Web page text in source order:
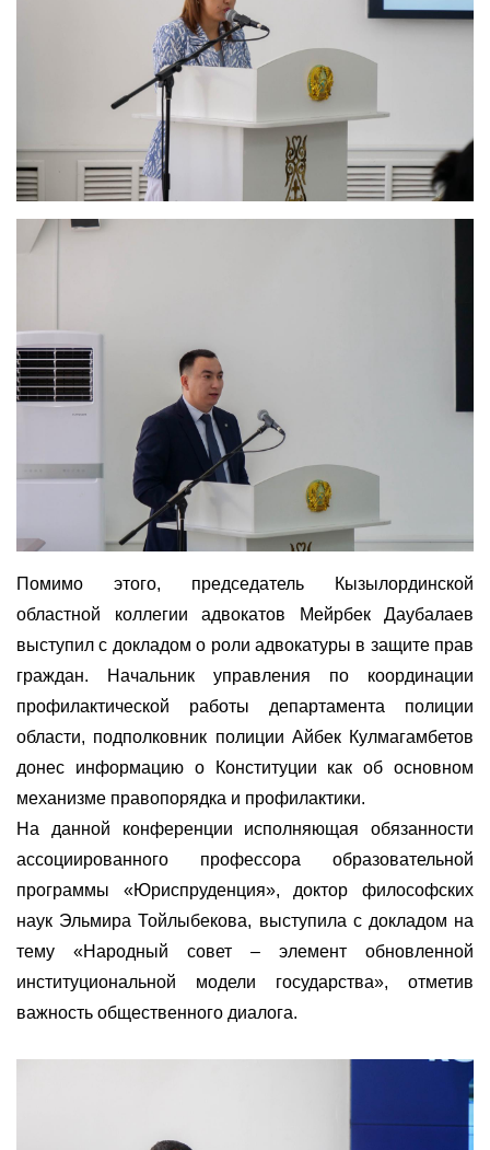
Помимо этого, председатель Кызылординской
областной коллегии адвокатов Мейрбек Даубалаев
выступил с докладом о роли адвокатуры в защите прав
граждан. Начальник управления по координации
профилактической работы департамента полиции
области, подполковник полиции Айбек Кулмагамбетов
донес информацию о Конституции как об основном
механизме правопорядка и профилактики.
На данной конференции исполняющая обязанности
ассоциированного профессора образовательной
программы «Юриспруденция», доктор философских
наук Эльмира Тойлыбекова, выступила с докладом на
тему «Народный совет – элемент обновленной
институциональной модели государства», отметив
важность общественного диалога.